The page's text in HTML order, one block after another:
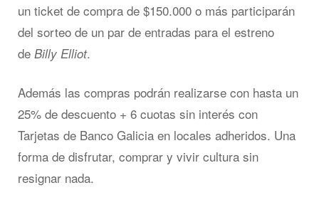
un ticket de compra de $150.000 o más participarán
del sorteo de un par de entradas para el estreno
de Billy Elliot.
Además las compras podrán realizarse con hasta un
25% de descuento + 6 cuotas sin interés con
Tarjetas de Banco Galicia en locales adheridos. Una
forma de disfrutar, comprar y vivir cultura sin
resignar nada.